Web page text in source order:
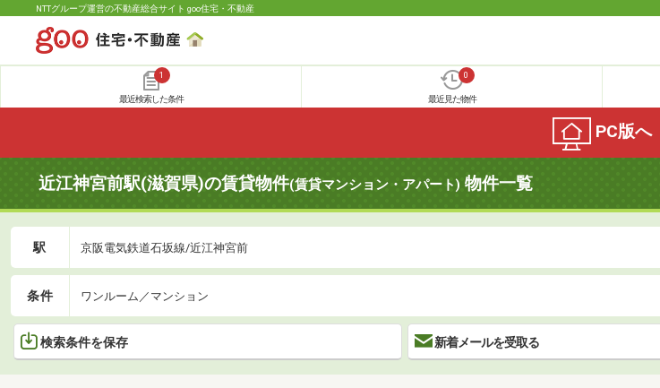
NTTグループ運営の不動産総合サイト goo住宅・不動産
1
最近検索した条件
0
最近見た物件
PC版へ
近江神宮前駅(滋賀県)の賃貸物件(賃貸マンション・アパート) 物件一覧
駅 京阪電気鉄道石坂線/近江神宮前
条件 ワンルーム／マンション
検索条件を保存 新着メールを受取る